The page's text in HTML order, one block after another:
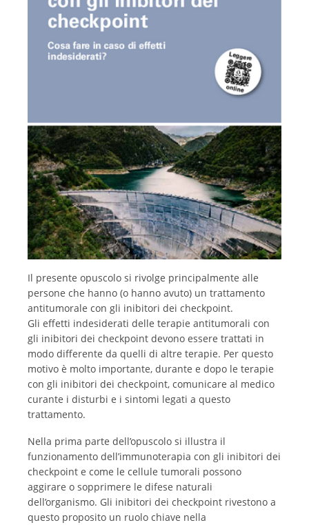
Italiano
Il presente opuscolo si rivolge principalmente alle
persone che hanno (o hanno avuto) un trattamento
antitumorale con gli inibitori dei checkpoint.
Gli effetti indesiderati delle terapie antitumorali con
gli inibitori dei checkpoint devono essere trattati in
modo differente da quelli di altre terapie. Per questo
motivo è molto importante, durante e dopo le terapie
con gli inibitori dei checkpoint, comunicare al medico
curante i disturbi e i sintomi legati a questo
trattamento.
Nella prima parte dell’opuscolo si illustra il
funzionamento dell’immunoterapia con gli inibitori dei
checkpoint e come le cellule tumorali possono
aggirare o sopprimere le difese naturali
dell’organismo. Gli inibitori dei checkpoint rivestono a
questo proposito un ruolo chiave nella